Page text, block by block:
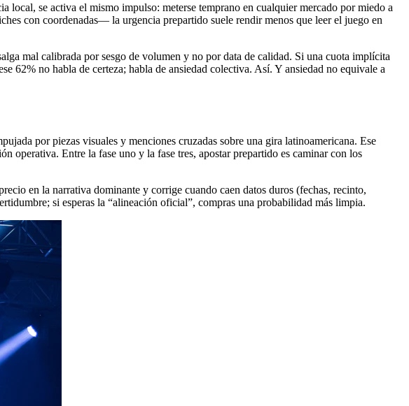
local, se activa el mismo impulso: meterse temprano en cualquier mercado por miedo a
con coordenadas— la urgencia prepartido suele rendir menos que leer el juego en
mal calibrada por sesgo de volumen y no por data de calidad. Si una cuota implícita
62% no habla de certeza; habla de ansiedad colectiva. Así. Y ansiedad no equivale a
por piezas visuales y menciones cruzadas sobre una gira latinoamericana. Ese
operativa. Entre la fase uno y la fase tres, apostar prepartido es caminar con los
en la narrativa dominante y corrige cuando caen datos duros (fechas, recinto,
si esperas la “alineación oficial”, compras una probabilidad más limpia.